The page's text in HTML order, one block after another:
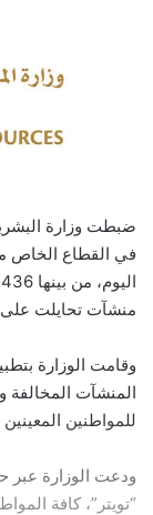
منشآت تحايلت
وقامت الوزارة
المنشآت المخالفة
للمواطنين
ودعت الوزارة عبر
“تويتر”، كافة